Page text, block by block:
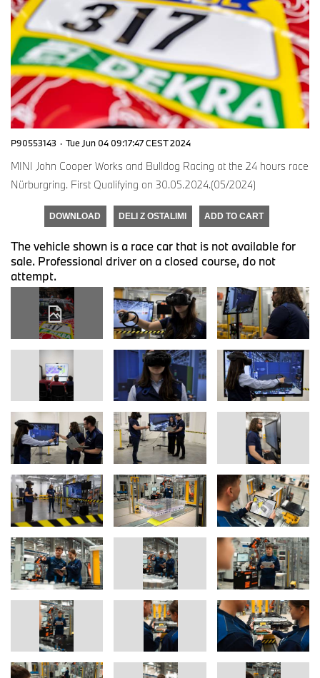
P90553143 · Tue Jun 04 09:17:47 CEST 2024
MINI John Cooper Works and Bulldog Racing at the 24 hours race
Nürburgring. First Qualifying on 30.05.2024.(05/2024)
DOWNLOAD DELI Z OSTALIMI ADD TO CART
The vehicle shown is a race car that is not available for
sale. Professional driver on a closed course, do not
attempt.